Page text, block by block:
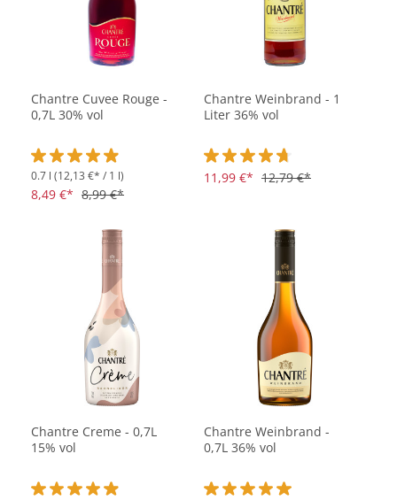
Chantre Cuvee Rouge -
0,7L 30% vol
Durchschnittliche Bewertung von 4.9 von 5 Sternen
0.7 l (12,13 €* / 1 l)
8,49 €* 8,99 €*
Chantre Weinbrand - 1
Liter 36% vol
Durchschnittliche Bewertung
11,99 €* 12,79 €*
Chantre Creme - 0,7L
15% vol
Chantre Weinbrand -
0,7L 36% vol